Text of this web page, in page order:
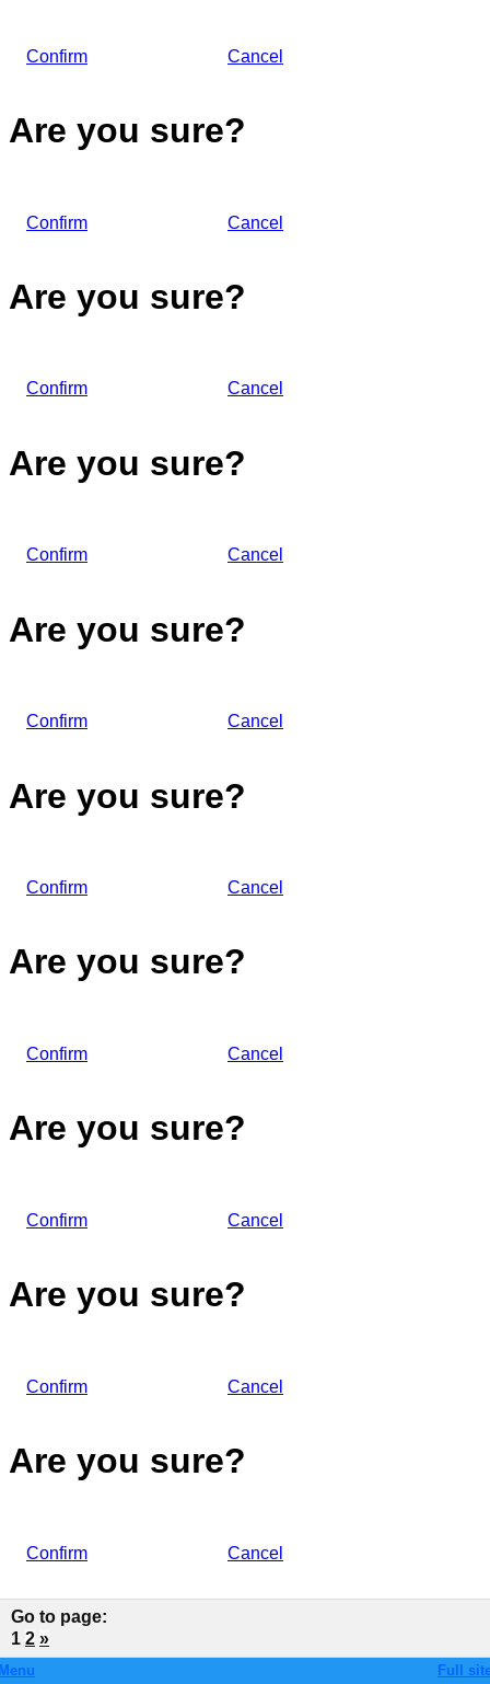
Confirm Cancel
Are you sure?
Confirm Cancel
Are you sure?
Confirm Cancel
Are you sure?
Confirm Cancel
Are you sure?
Confirm Cancel
Are you sure?
Confirm Cancel
Are you sure?
Confirm Cancel
Are you sure?
Confirm Cancel
Are you sure?
Confirm Cancel
Are you sure?
Confirm Cancel
Go to page:
1 2 »
Full